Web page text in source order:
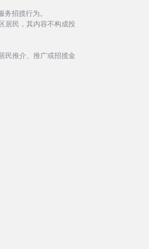
招揽行为。
居民，其内容不构成投
民推介、推广或招揽金